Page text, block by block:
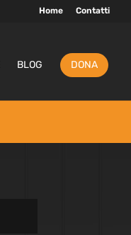
Home Contatti
BLOG DONA